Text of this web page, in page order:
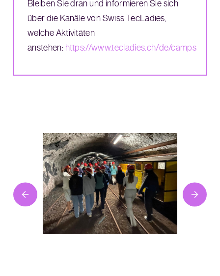
Bleiben Sie dran und informieren Sie sich
über die Kanäle von Swiss TecLadies,
welche Aktivitäten
anstehen: https://www.tecladies.ch/de/camps